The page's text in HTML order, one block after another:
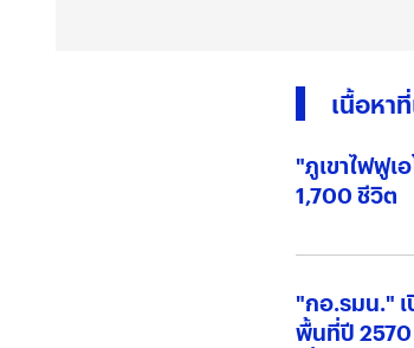
เนื้อหา
"ภูเขาไฟฟูเ
1,700 ชีวิต
"กอ.รมน."
พื้นที่ปี 2570